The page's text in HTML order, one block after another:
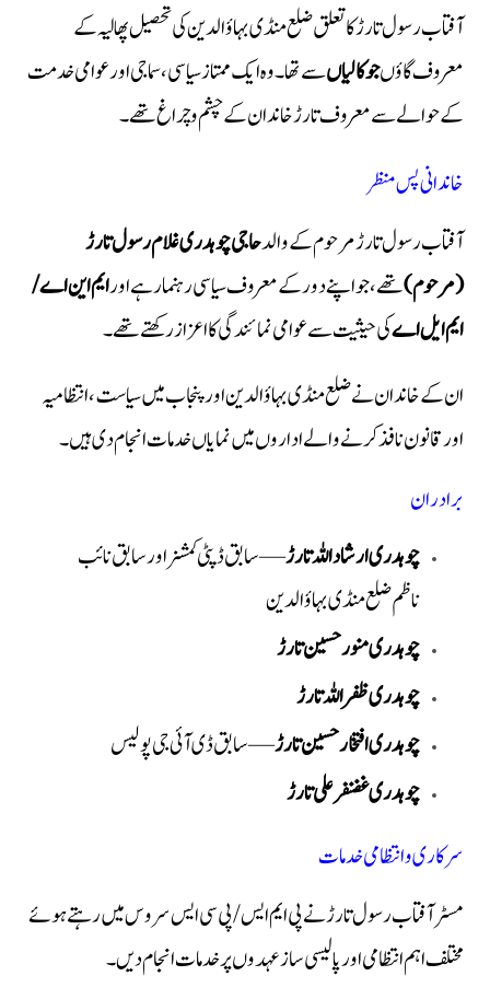
آفتاب رسول تارڑ کا تعلق ضلع منڈی بہاؤالدین کی تحصیل پھالیہ کے
معروف گاؤںجوکالیاںسے تھا۔ وہ ایک ممتاز سیاسی، سماجی اور عوامی خدمت
کے حوالے سے معروف تارڑ خاندان کے چشم و چراغ تھے۔
خاندانی پس منظر
آفتاب رسول تارڑ مرحوم کے والدحاجی چوہدری غلام رسول تارڑ
(مرحوم)تھے، جو اپنے دور کے معروف سیاسی رہنما رہے اورایم این اے /
ایم ایل اےکی حیثیت سے عوامی نمائندگی کا اعزاز رکھتے تھے۔
ان کے خاندان نے ضلع منڈی بہاؤالدین اور پنجاب میں سیاست، انتظامیہ
اور قانون نافذ کرنے والے اداروں میں نمایاں خدمات انجام دی ہیں۔
برادران
چوہدری ارشاد اللہ تارڑ— سابق ڈپٹی کمشنر اور سابق نائب
ناظم ضلع منڈی بہاؤالدین
چوہدری منور حسین تارڑ
چوہدری ظفر اللہ تارڑ
چوہدری افتخار حسین تارڑ— سابق ڈی آئی جی پولیس
چوہدری غضنفر علی تارڑ
سرکاری و انتظامی خدمات
مسٹر آفتاب رسول تارڑ نے پی ایم ایس/پی سی ایس سروس میں رہتے ہوئے
مختلف اہم انتظامی اور پالیسی ساز عہدوں پر خدمات انجام دیں۔